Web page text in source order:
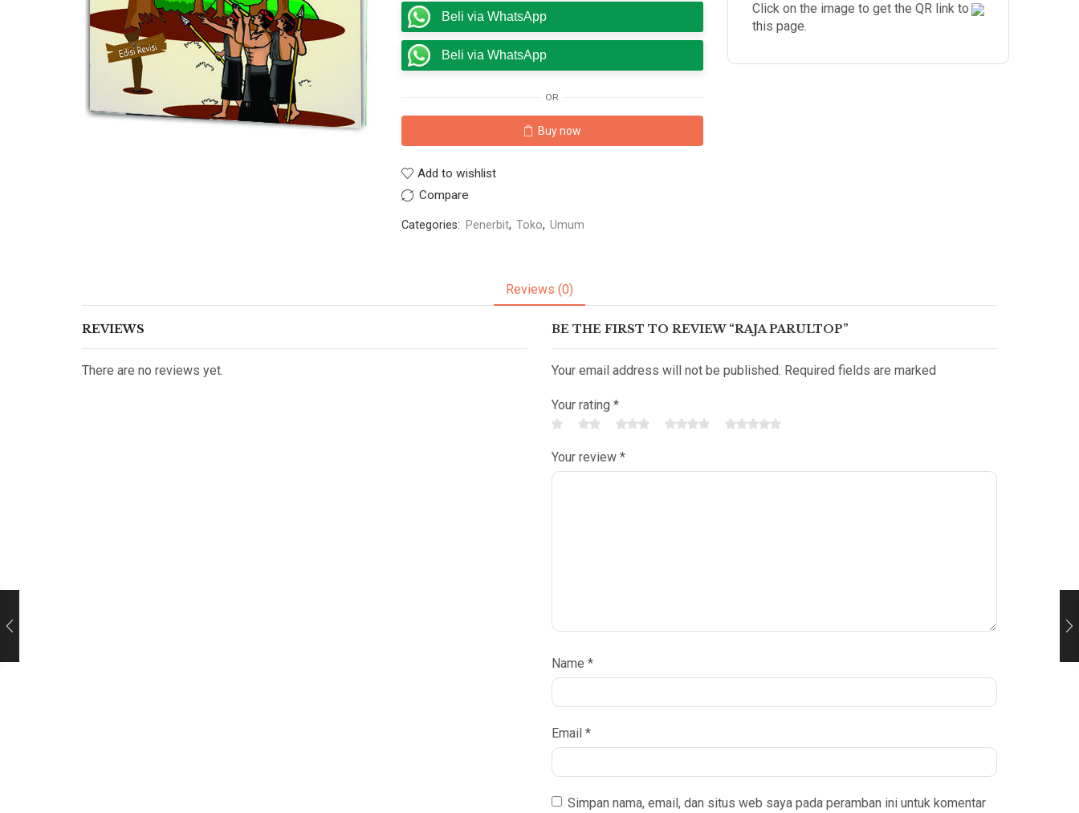
Beli via WhatsApp
Beli via WhatsApp
OR
Buy now
Add to wishlist
Compare
Categories: Penerbit, Toko, Umum
Click on the image to get the QR link to
this page.
Reviews (0)
REVIEWS
There are no reviews yet.
BE THE FIRST TO REVIEW “RAJA PARULTOP”
Your email address will not be published. Required fields are marked
Your rating *
Your review *
Name *
Email *
Simpan nama, email, dan situs web saya pada peramban ini untuk komentar